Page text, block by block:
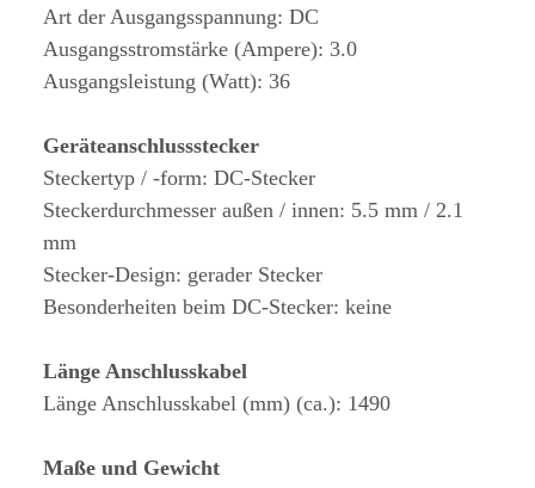
Art der Ausgangsspannung: DC
Ausgangsstromstärke (Ampere): 3.0
Ausgangsleistung (Watt): 36
Geräteanschlussstecker
Steckertyp / -form: DC-Stecker
Steckerdurchmesser außen / innen: 5.5 mm / 2.1
mm
Stecker-Design: gerader Stecker
Besonderheiten beim DC-Stecker: keine
Länge Anschlusskabel
Länge Anschlusskabel (mm) (ca.): 1490
Maße und Gewicht